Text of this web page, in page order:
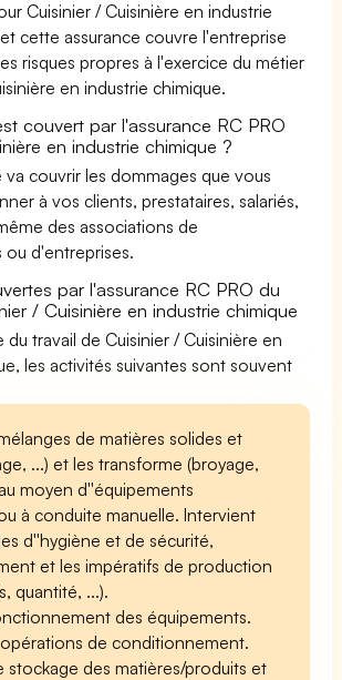
Cuisinier / Cuisinière en industrie
cette assurance couvre l'entreprise
risques propres à l'exercice du métier
en industrie chimique.
couvert par l'assurance RC PRO
en industrie chimique ?
va couvrir les dommages que vous
à vos clients, prestataires, salariés,
des associations de
d'entreprises.
par l'assurance RC PRO du
/ Cuisinière en industrie chimique
du travail de Cuisinier / Cuisinière en
les activités suivantes sont souvent
de matières solides et
...) et les transforme (broyage,
moyen d''équipements
à conduite manuelle. Intervient
d''hygiène et de sécurité,
et les impératifs de production
quantité, ...).
des équipements.
de conditionnement.
stockage des matières/produits et